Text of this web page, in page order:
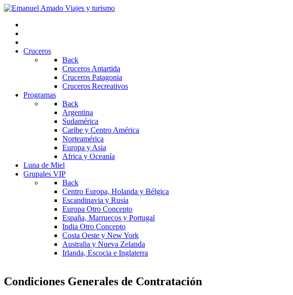
Cruceros
Back
Cruceros Antartida
Cruceros Patagonia
Cruceros Recreativos
Programas
Back
Argentina
Sudamérica
Caribe y Centro América
Norteamérica
Europa y Asia
Africa y Oceanía
Luna de Miel
Grupales VIP
Back
Centro Europa, Holanda y Bélgica
Escandinavia y Rusia
Europa Otro Concepto
España, Marruecos y Portugal
India Otro Concepto
Costa Oeste y New York
Australia y Nueva Zelanda
Irlanda, Escocia e Inglaterra
Condiciones Generales de Contratación